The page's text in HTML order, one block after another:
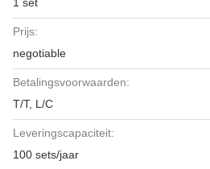
Prijs:
negotiable
Betalingsvoorwaarden:
T/T, L/C
Leveringscapaciteit:
100 sets/jaar